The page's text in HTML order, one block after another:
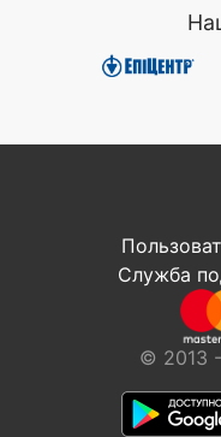
Служба
© 2013